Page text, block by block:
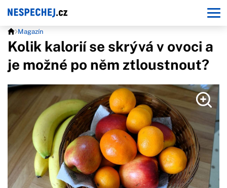
Magazín
Kolik kalorií se skrývá v ovoci a
je možné po něm ztloustnout?